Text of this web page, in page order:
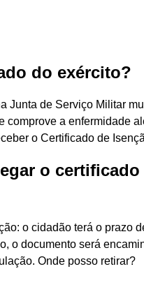
do exército?
Junta de Serviço Militar
comprove a enfermidade
o Certificado de
o certificado
o cidadão terá o prazo
o documento será
Onde posso retirar?